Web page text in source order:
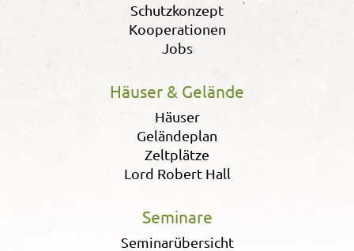
Schutzkonzept
Kooperationen
Jobs
Häuser & Gelände
Häuser
Geländeplan
Zeltplätze
Lord Robert Hall
Seminare
Seminarübersicht